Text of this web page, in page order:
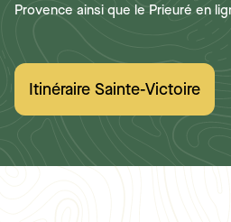
Provence ainsi que le Prieuré en
Itinéraire Sainte-Victoire